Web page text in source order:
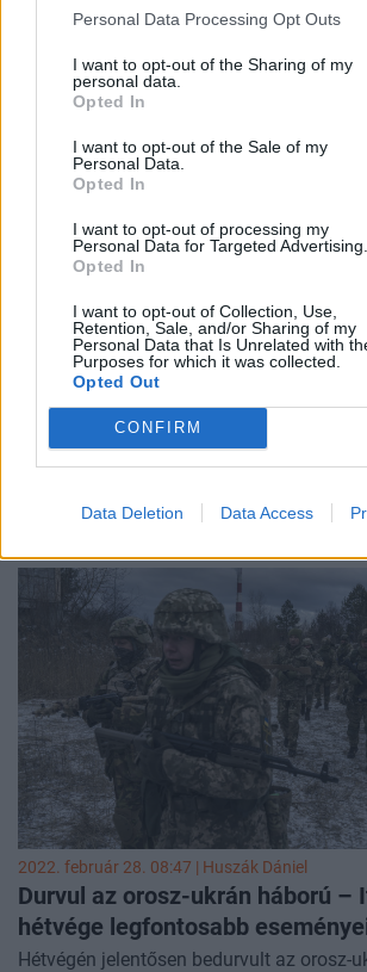
Personal Data Processing Opt Outs
I want to opt-out of the Sharing of my
personal data.
Opted In
I want to opt-out of the Sale of my
Personal Data.
Opted In
I want to opt-out of processing my
Personal Data for Targeted Advertising.
Opted In
I want to opt-out of Collection, Use,
Retention, Sale, and/or Sharing of my
Personal Data that Is Unrelated with
Purposes for which it was collected.
Opted Out
CONFIRM
Data Deletion Data Access
Rengeteg a felvétel az interneten kiégett
újabb több száz kilőtt orosz járművet,
legyőzött katonákat. A nyugati
konfliktus frontvonalait mutató
kevés az orosz előrehaladás. Tényleg
ukránok, hogy akár győzhetnek is?
netán vesztésre állnak az oroszok?
2022. február 28. 11:34 |MTI, Portfolio
Az orosz haderő üzent Kijev
Igor Konasenkov, az orosz védelmi
azt közölte hétfőn, hogy a polgári
elhagyhatja" az ukrán fővárost délnyugat
pajzsként használja a civileket.
2022. február 28. 08:47 | Huszák Dániel
Durvul az orosz-ukrán háború –
hétvége legfontosabb
Hétvégén jelentősen bedurvult az orosz-